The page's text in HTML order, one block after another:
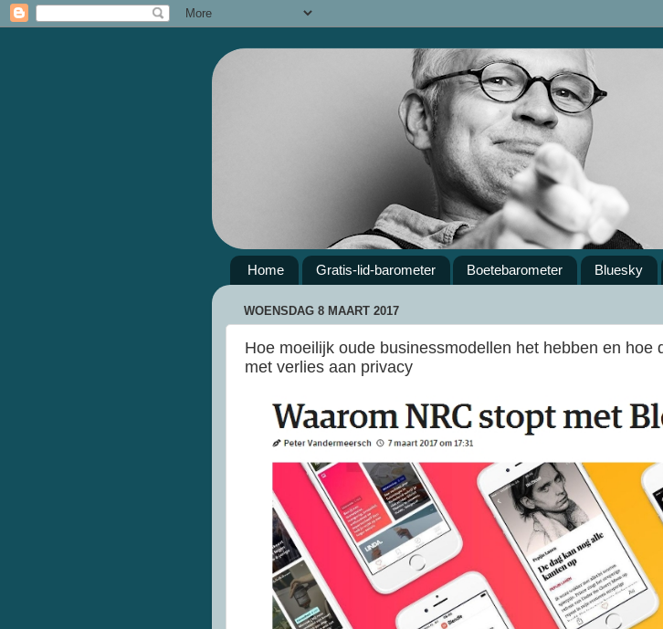
Home Gratis-lid-barometer Boetebarometer Bluesky
WOENSDAG 8 MAART 2017
Hoe moeilijk oude businessmodellen het hebben en hoe
met verlies aan privacy